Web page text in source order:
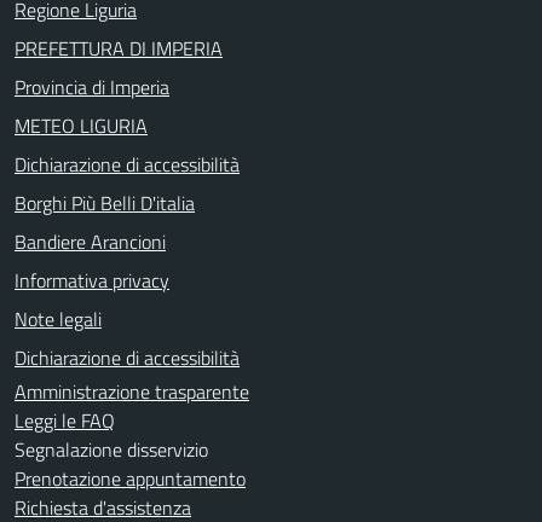
Regione Liguria
PREFETTURA DI IMPERIA
Provincia di Imperia
METEO LIGURIA
Dichiarazione di accessibilità
Borghi Più Belli D'italia
Bandiere Arancioni
Informativa privacy
Note legali
Dichiarazione di accessibilità
Amministrazione trasparente
Leggi le FAQ
Segnalazione disservizio
Prenotazione appuntamento
Richiesta d'assistenza